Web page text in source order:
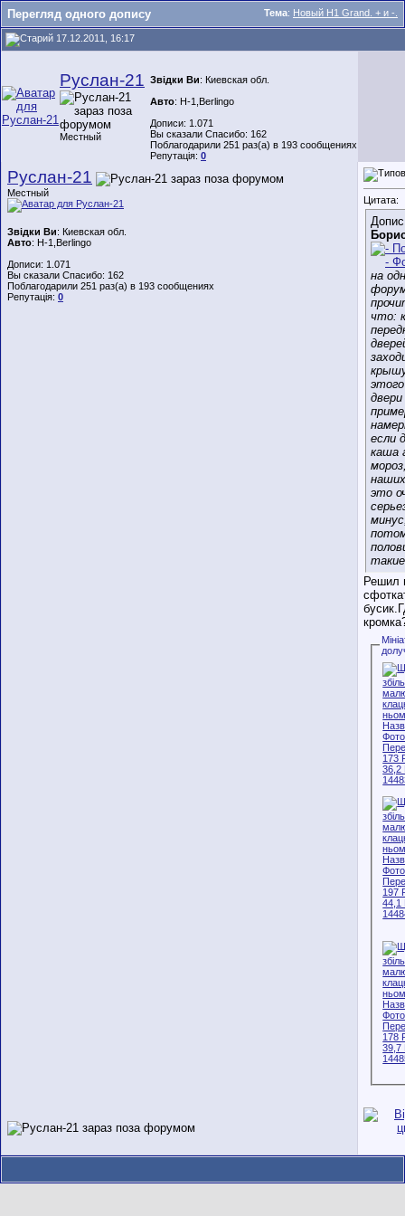
Тема: Новый H1 Grand. + и -.
Перегляд одного допису
17.12.2011, 16:17
Руслан-21
Местный
Звідки Ви: Киевская обл.
Авто: Н-1,Berlingo
Дописи: 1.071
Вы сказали Спасибо: 162
Поблагодарили 251 раз(а) в 193 сообщениях
Репутація: 0
Руслан-21
Местный
Звідки Ви: Киевская обл.
Авто: Н-1,Berlingo
Дописи: 1.071
Вы сказали Спасибо: 162
Поблагодарили 251 раз(а) в 193 сообщениях
Репутація: 0
Цитата:
Допис
на
что:
двери
если
каша
это
Решил